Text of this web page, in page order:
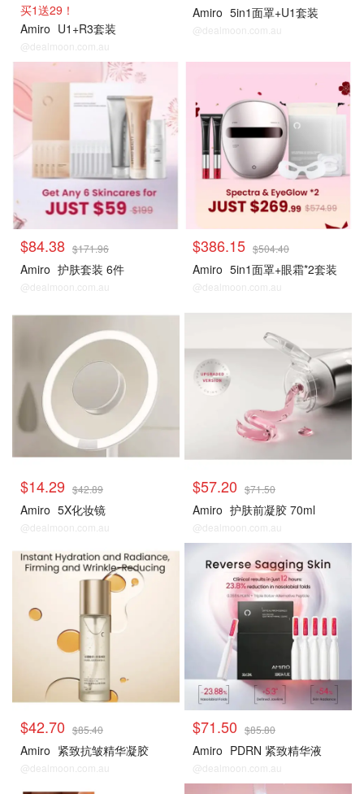
买1送29！
Amiro U1+R3套装
@dealmoon.com.au
Amiro 5in1面罩+U1套装
@dealmoon.com.au
$84.38 $171.96
Amiro 护肤套装 6件
@dealmoon.com.au
$386.15 $504.40
Amiro 5in1面罩+眼霜*2套装
@dealmoon.com.au
热卖套装
$14.29 $42.89
Amiro 5X化妆镜
@dealmoon.com.au
热卖套装
$57.20 $71.50
Amiro 护肤前凝胶 70ml
@dealmoon.com.au
热卖套装
$42.70 $85.40
Amiro 紧致抗皱精华凝胶
@dealmoon.com.au
热卖套装
$71.50 $85.80
Amiro PDRN 紧致精华液
@dealmoon.com.au